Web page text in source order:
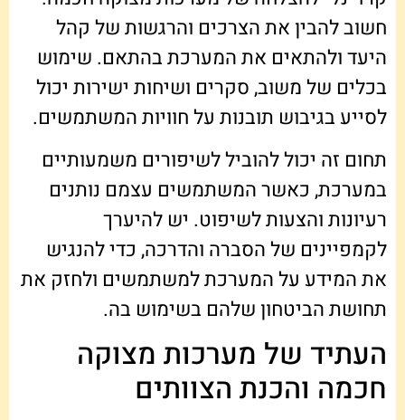
חשוב להבין את הצרכים והרגשות של קהל
היעד ולהתאים את המערכת בהתאם. שימוש
בכלים של משוב, סקרים ושיחות ישירות יכול
לסייע בגיבוש תובנות על חוויות המשתמשים.
תחום זה יכול להוביל לשיפורים משמעותיים
במערכת, כאשר המשתמשים עצמם נותנים
רעיונות והצעות לשיפוט. יש להיערך
לקמפיינים של הסברה והדרכה, כדי להנגיש
את המידע על המערכת למשתמשים ולחזק את
תחושת הביטחון שלהם בשימוש בה.
העתיד של מערכות מצוקה
חכמה והכנת הצוותים